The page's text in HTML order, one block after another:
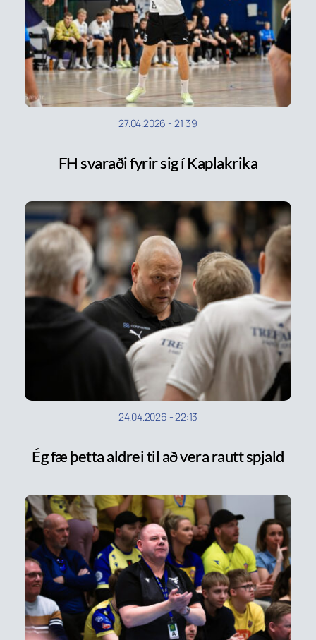
27.04.2026 - 21:39
FH svaraði fyrir sig í Kaplakrika
24.04.2026 -22:13
Ég fæ þetta aldrei til að vera rautt spjald